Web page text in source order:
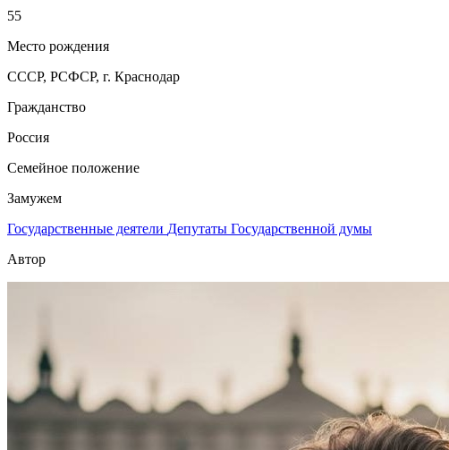
55
Место рождения
СССР, РСФСР, г. Краснодар
Гражданство
Россия
Семейное положение
Замужем
Государственные деятели Депутаты Государственной думы
Автор